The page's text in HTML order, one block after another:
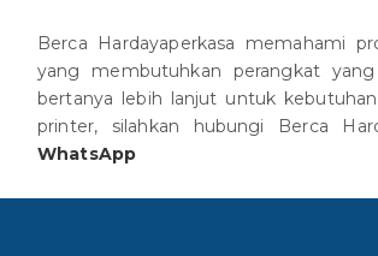
Berca Hardayaperkasa memahami
yang membutuhkan perangkat
bertanya lebih lanjut untuk
printer, silahkan hubungi Berca
WhatsApp